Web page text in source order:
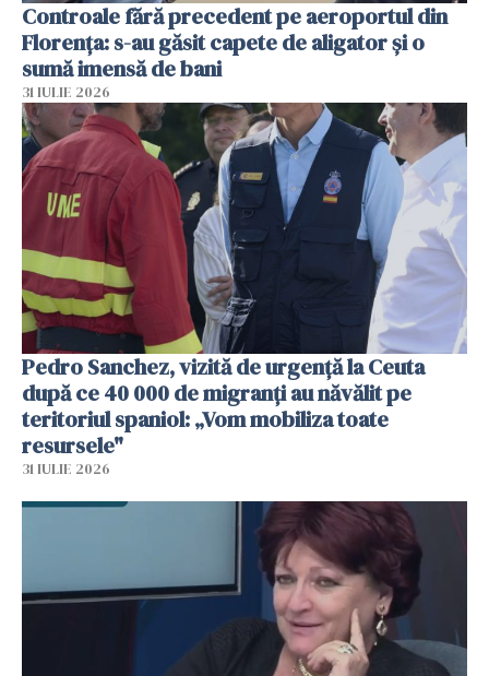
Controale fără precedent pe aeroportul din
Florența: s-au găsit capete de aligator și o
sumă imensă de bani
31 IULIE 2026
Pedro Sanchez, vizită de urgență la Ceuta
după ce 40 000 de migranți au năvălit pe
teritoriul spaniol: „Vom mobiliza toate
resursele"
31 IULIE 2026